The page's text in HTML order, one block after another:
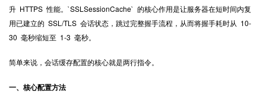
升 HTTPS 性能。`SSLSessionCache` 的核心作用是让服务器在短时间内复
用已建立的 SSL/TLS 会话状态，跳过完整握手流程，从而将握手耗时从 10-
30 毫秒缩短至 1-3 毫秒。
简单来说，会话缓存配置的核心就是两行指令。
一、核心配置方法